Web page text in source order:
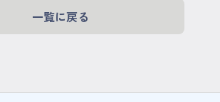
一覧に戻る